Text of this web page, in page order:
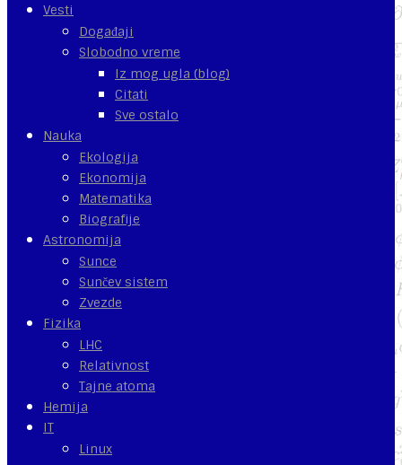
Vesti
Događaji
Slobodno vreme
Iz mog ugla (blog)
Citati
Sve ostalo
Nauka
Ekologija
Ekonomija
Matematika
Biografije
Astronomija
Sunce
Sunčev sistem
Zvezde
Fizika
LHC
Relativnost
Tajne atoma
Hemija
IT
Linux